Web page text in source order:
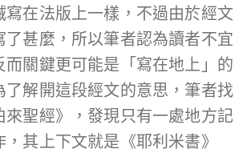
寫在法版上一樣，不過由於經文
了甚麼，所以筆者認為讀者不宜
而關鍵更可能是「寫在地上」的
了解開這段經文的意思，筆者找
來聖經》，發現只有一處地方記
其上下文就是《耶利米書》